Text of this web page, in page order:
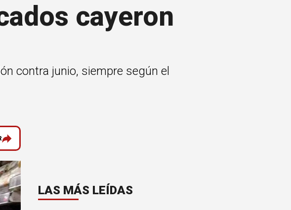
cayeron
contra junio, siempre según el
LAS MÁS LEÍDAS